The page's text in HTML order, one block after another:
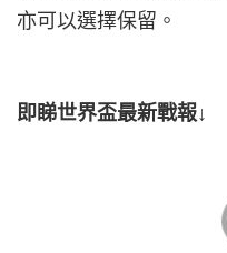
亦可以選擇保留。
即睇世界盃最新戰報↓